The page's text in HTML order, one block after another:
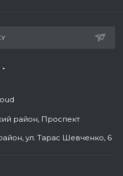
район, Проспект
ул. Тарас Шевченко, 6​